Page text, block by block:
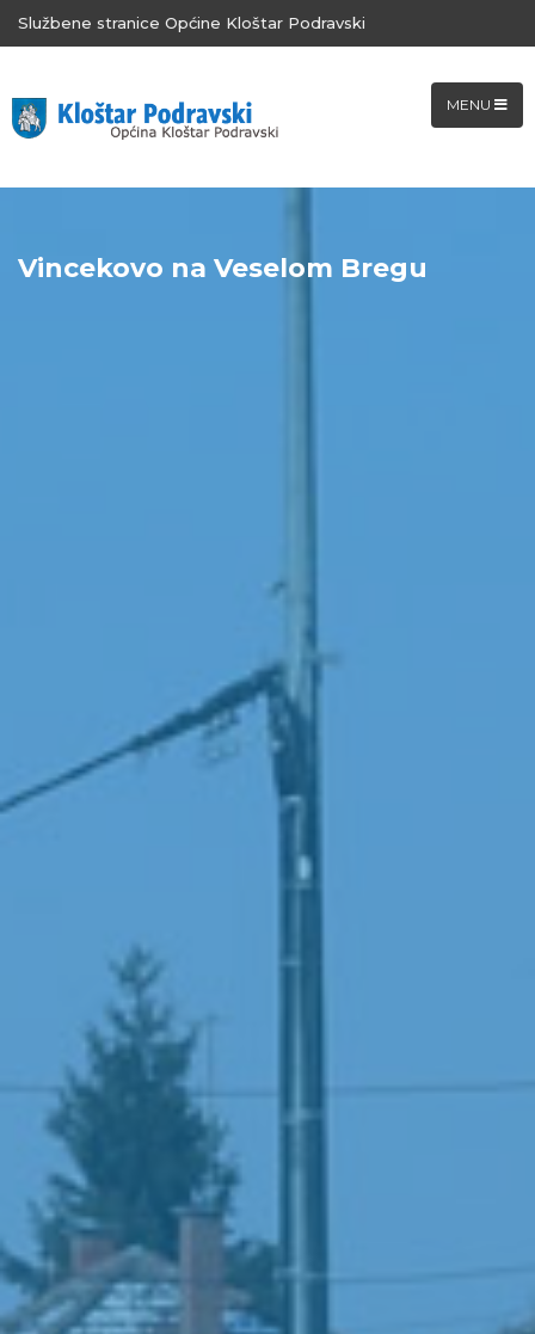
Službene stranice Općine Kloštar Podravski
MENU
Vincekovo na Veselom Bregu